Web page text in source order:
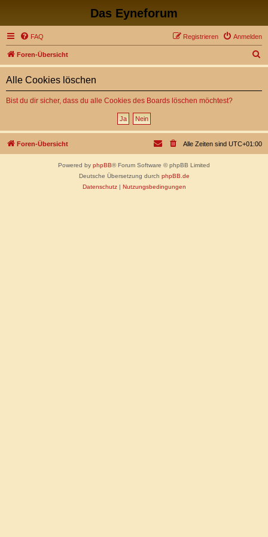
Das Eyneforum
FAQ Anmelden
Registrieren
Foren-Übersicht
u
Alle Cookies löschen
Bist du dir sicher, dass du alle Cookies des Boards löschen möchtest?
Foren-Übersicht Alle Zeiten sind UTC+01:00
Powered by phpBB® Forum Software © phpBB Limited
Deutsche Übersetzung durch phpBB.de
Datenschutz| Nutzungsbedingungen